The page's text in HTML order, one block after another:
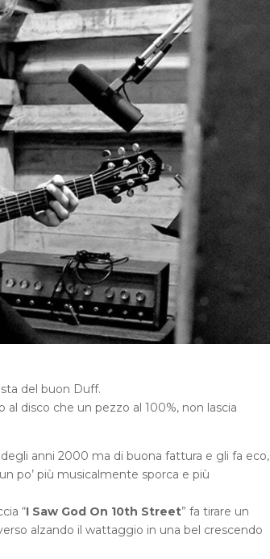
del buon Duff.
al disco che un pezzo al 100%, non lascia
anni 2000 ma di buona fattura e gli fa eco,
po’ più musicalmente sporca e più
“I Saw God On 10th Street” fa tirare un
alzando il wattaggio in una bel crescendo